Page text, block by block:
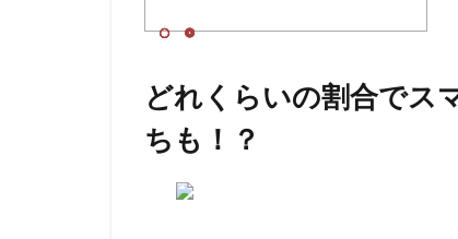
どれくらいの割合でス
ちも！？